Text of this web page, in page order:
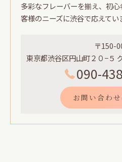
多彩なフレーバーを揃え、初
客様のニーズに渋谷で応えてい
〒150-
東京都渋谷区円山町２０−５
090-
お問い合わ